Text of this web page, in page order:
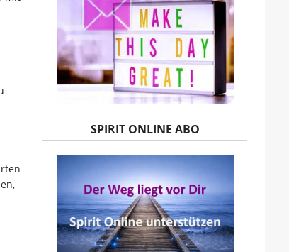
SPIRIT ONLINE ABO